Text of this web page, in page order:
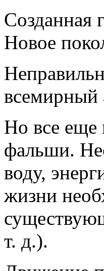
Созданная
Новое
всемирный
Но все еще
фальши.
воду,
жизни
т. д.).